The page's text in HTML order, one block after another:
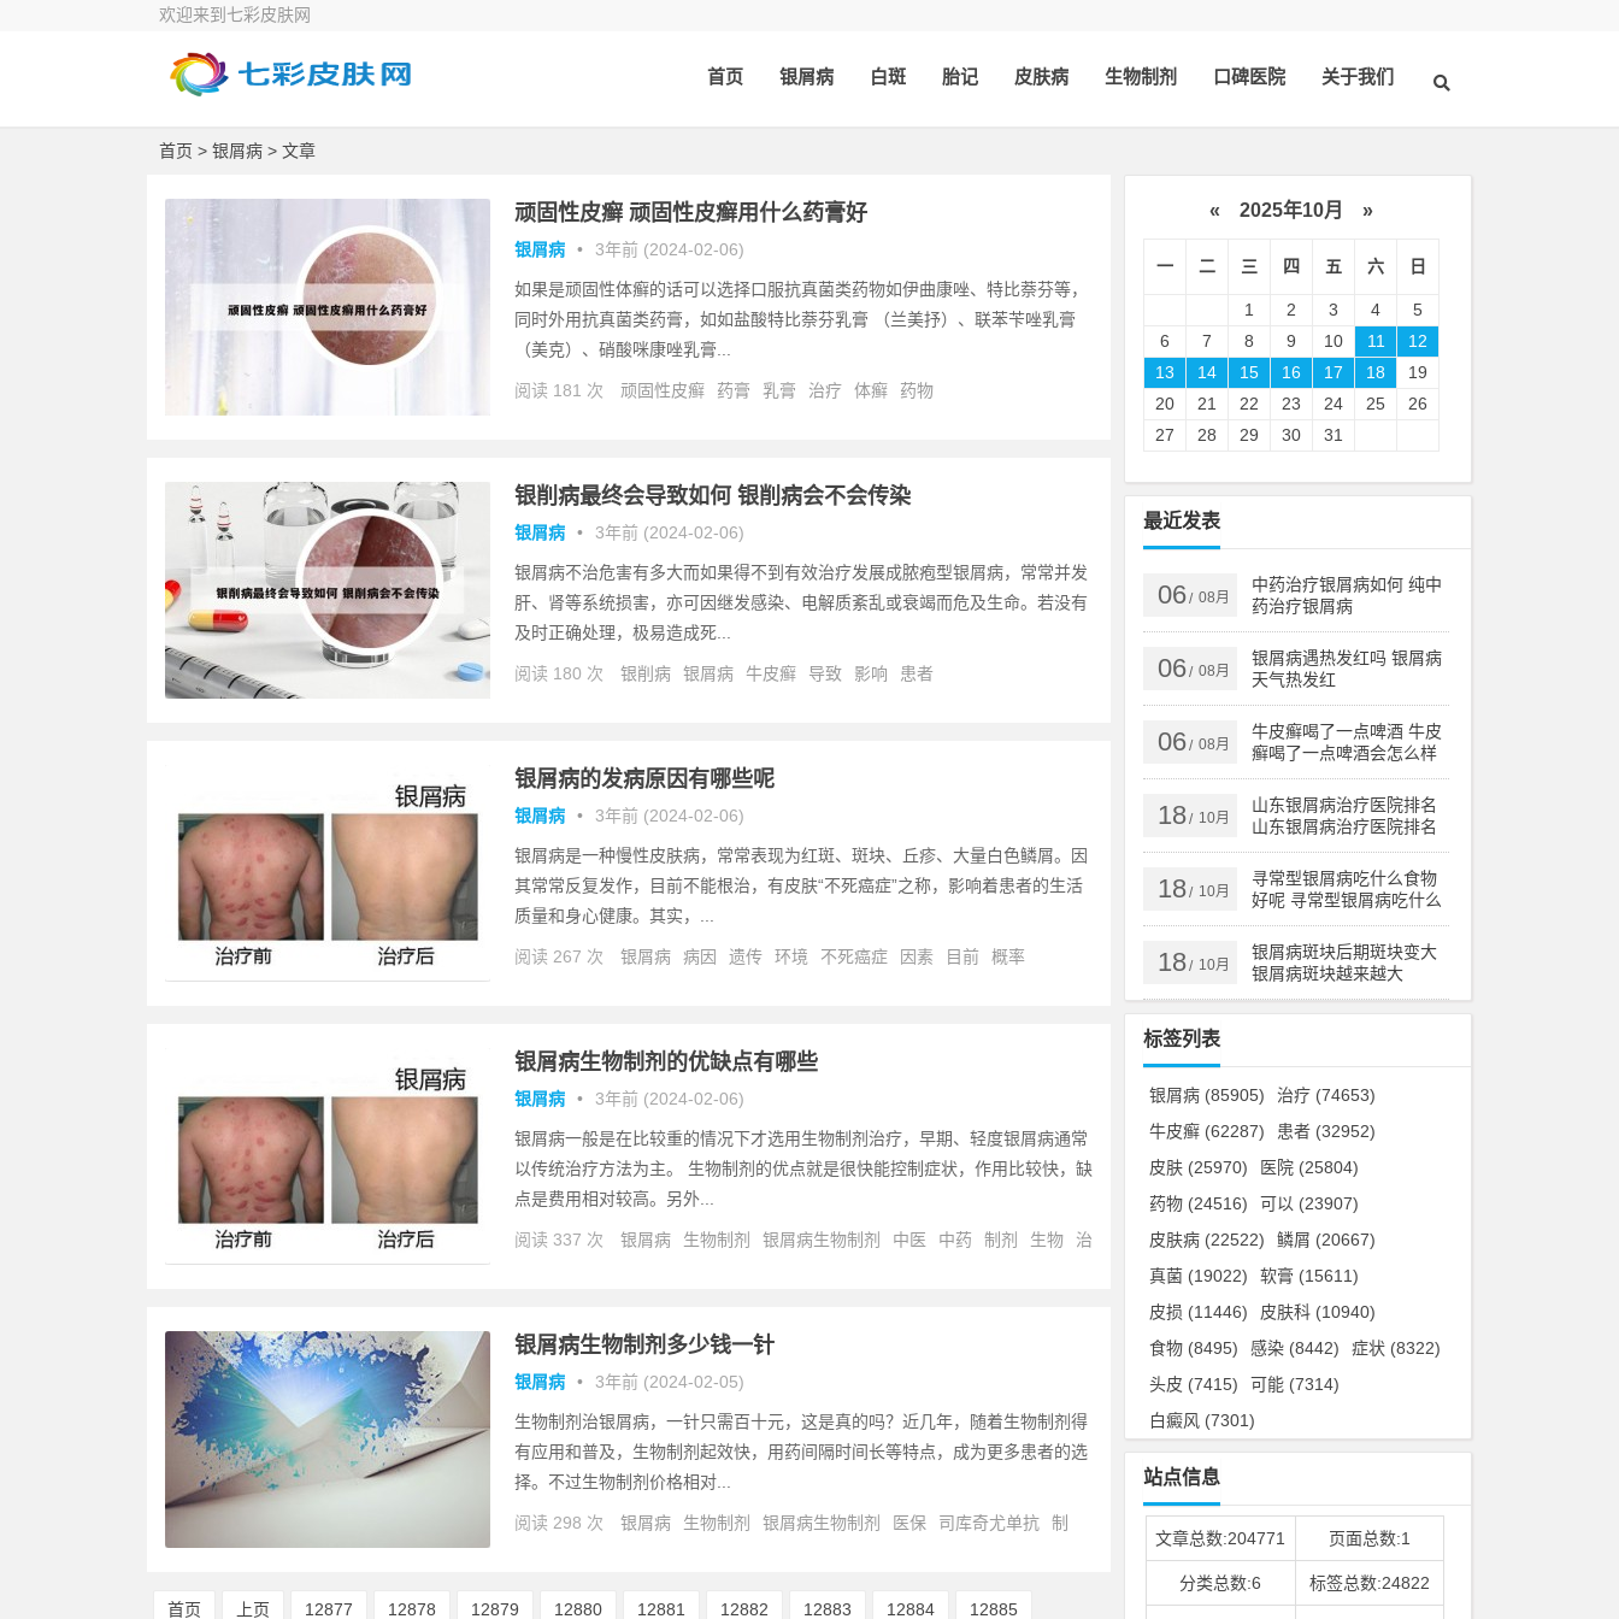
欢迎来到七彩皮肤网
首页 银屑病 白斑 胎记 皮肤病 生物制剂 口碑医院 关于我们
首页 > 银屑病 > 文章
顽固性皮癣 顽固性皮癣用什么药膏好
银屑病 • 3年前 (2024-02-06)
如果是顽固性体癣的话可以选择口服抗真菌类药物如伊曲康唑、特比萘芬等，
同时外用抗真菌类药膏，如如盐酸特比萘芬乳膏 （兰美抒）、联苯苄唑乳膏
（美克）、硝酸咪康唑乳膏...
阅读 181 次 顽固性皮癣 药膏 乳膏 治疗 体癣 药物
银削病最终会导致如何 银削病会不会传染
银屑病 • 3年前 (2024-02-06)
银屑病不治危害有多大而如果得不到有效治疗发展成脓疱型银屑病，常常并发
肝、肾等系统损害，亦可因继发感染、电解质紊乱或衰竭而危及生命。若没有
及时正确处理，极易造成死...
阅读 180 次 银削病 银屑病 牛皮癣 导致 影响 患者
银屑病的发病原因有哪些呢
银屑病 • 3年前 (2024-02-06)
银屑病是一种慢性皮肤病，常常表现为红斑、斑块、丘疹、大量白色鳞屑。因
其常常反复发作，目前不能根治，有皮肤“不死癌症”之称，影响着患者的生活
质量和身心健康。其实，...
阅读 267 次 银屑病 病因 遗传 环境 不死癌症 因素 目前 概率
银屑病生物制剂的优缺点有哪些
银屑病 • 3年前 (2024-02-06)
银屑病一般是在比较重的情况下才选用生物制剂治疗，早期、轻度银屑病通常
以传统治疗方法为主。 生物制剂的优点就是很快能控制症状，作用比较快，缺
点是费用相对较高。另外...
阅读 337 次 银屑病 生物制剂 银屑病生物制剂 中医 中药 制剂 生物
治
银屑病生物制剂多少钱一针
银屑病 • 3年前 (2024-02-05)
生物制剂治银屑病，一针只需百十元，这是真的吗？近几年，随着生物制剂得
有应用和普及，生物制剂起效快，用药间隔时间长等特点，成为更多患者的选
择。不过生物制剂价格相对...
阅读 298 次 银屑病 生物制剂 银屑病生物制剂 医保 司库奇尤单抗
制
首页 上页 12877 12878 12879 12880 12881 12882 12883 12884 12885
« 2025年10月 »
一 二 三 四 五 六 日
1 2 3 4
5
6
7 8 9 10 11
12
13
14 15 16 17 18
19
20
21 22 23 24 25
26
27
28 29 30 31
最近发表
06/ 08月
中药治疗银屑病如何 纯中
药治疗银屑病
06/ 08月
银屑病遇热发红吗 银屑病
天气热发红
06/ 08月
牛皮癣喝了一点啤酒 牛皮
癣喝了一点啤酒会怎么样
18/ 10月
山东银屑病治疗医院排名
山东银屑病治疗医院排名
榜
18/ 10月
寻常型银屑病吃什么食物
好呢 寻常型银屑病吃什么
药效果好
18/ 10月
银屑病斑块后期斑块变大
银屑病斑块越来越大
标签列表
银屑病 (85905) 治疗 (74653)
牛皮癣 (62287) 患者 (32952)
皮肤 (25970) 医院 (25804)
药物 (24516) 可以 (23907)
皮肤病 (22522) 鳞屑 (20667)
真菌 (19022) 软膏 (15611)
皮损 (11446) 皮肤科 (10940)
食物 (8495) 感染 (8442) 症状 (8322)
头皮 (7415) 可能 (7314)
白癜风 (7301)
站点信息
文章总数:204771 页面总数:1
分类总数:6 标签总数:24822